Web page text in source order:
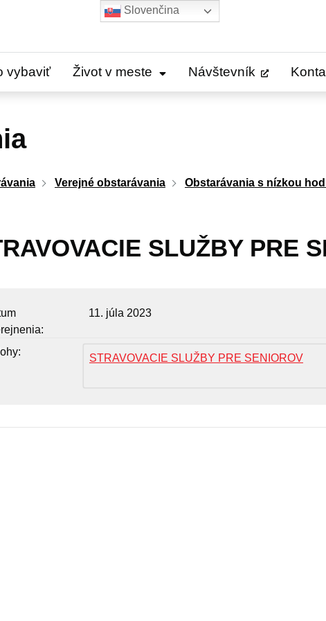
vybaviť Život v meste Návštevník
Verejné obstarávania Obstarávania s nízkou
SLUŽBY PRE
11. júla 2023
STRAVOVACIE SLUŽBY PRE SENIOROV
Slovenčina